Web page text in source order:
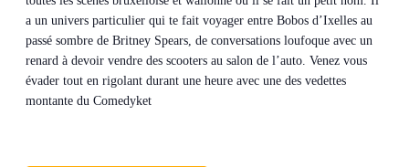
a un univers particulier qui te fait voyager entre Bobos d’Ixelles au
passé sombre de Britney Spears, de conversations loufoque avec un
renard à devoir vendre des scooters au salon de l’auto. Venez vous
évader tout en rigolant durant une heure avec une des vedettes
montante du Comedyket